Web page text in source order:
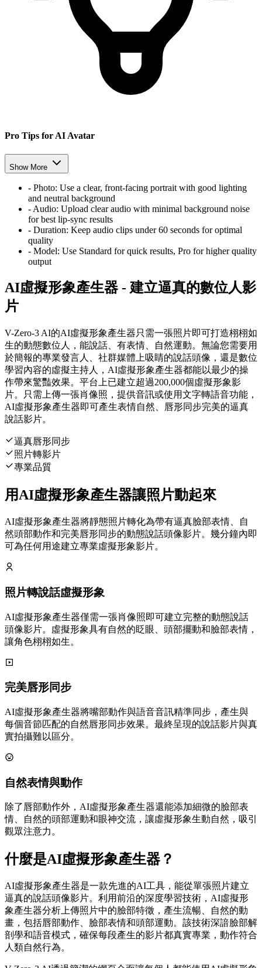
Pro Tips for AI Avatar
Show More
- Photo: Use a clear, front-facing portrait with good lighting
and neutral background
- Audio: Upload clear audio with minimal background noise
for best lip-sync results
- Duration: Keep audio clips under 60 seconds for optimal
quality
- Model: Use Standard for quick results, Pro for higher quality
output
AI虛擬形象產生器 - 建立逼真的數位人影
片
V-Zero-3 AI的AI虛擬形象產生器只需一張照片即可打造栩栩如
生的動態數位人，能說話、有表情、自然運動。無論您需要用
於簡報的專業發言人、社群媒體上吸睛的說話頭像，還是數位
學習內容的虛擬主持人，AI虛擬形象產生器都能以最少的操
作帶來驚豔效果。平台上已建立超過200,000個虛擬形象影
片。只需上傳一張肖像照，提供音訊或使用文字轉語音功能，
AI虛擬形象產生器即可產生表情自然、唇形同步完美的逼真
說話影片。
逼真唇形同步
照片轉影片
專業品質
用AI虛擬形象產生器讓照片動起來
AI虛擬形象產生器將靜態照片轉化為帶有逼真臉部表情、自
然頭部動作和完美唇形同步的動態說話頭像影片。幾分鐘內即
可為任何用途建立專業虛擬形象影片。
照片轉說話虛擬形象
AI虛擬形象產生器僅需一張肖像照即可建立完整的動態說話
頭像影片。虛擬形象具有自然的眨眼、頭部擺動和臉部表情，
讓角色栩栩如生。
完美唇形同步
AI虛擬形象產生器將嘴部動作與語音音訊精準同步，產生與
每個音節匹配的自然唇形同步效果。最終呈現的說話影片與真
實拍攝難以區分。
自然表情與動作
除了唇部動作外，AI虛擬形象產生器還能添加細微的臉部表
情、自然的頭部運動和眼神交流，讓虛擬形象生動自然，吸引
觀眾注意力。
什麼是AI虛擬形象產生器？
AI虛擬形象產生器是一款先進的AI工具，能從單張照片建立
逼真的說話頭像影片。利用前沿的深度學習技術，AI虛擬形
象產生器分析上傳照片中的臉部特徵，產生流暢、自然的動
畫，包括唇部動作、臉部表情和頭部運動。該技術深諳臉部解
剖學和語音模式，確保每段產生的影片都真實專業，動作符合
人類自然行為。